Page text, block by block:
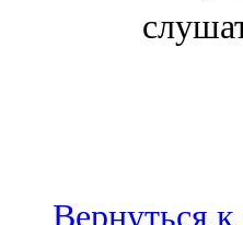
100,3 FM
Вернуться